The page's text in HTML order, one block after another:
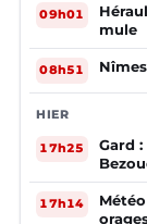
09h01
mule
08h51
HIER
17h25
Gard
17h14